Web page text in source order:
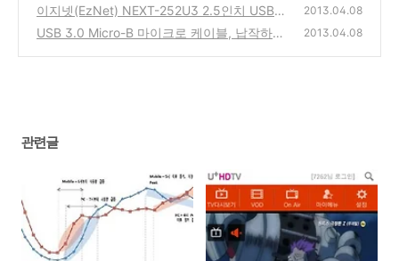
(0)
드케이스 제품 구입 사용기 리뷰와 10핀 케이
블 호환 문제와 장단점
이지넷(EzNet) NEXT-252U3 2.5인치 USB3.
0 외장하드케이스 추천 제품 구입 사용기와 장
2013.04.08
USB 3.0 Micro-B 마이크로 케이블, 납작하고
2013.04.08
관련글